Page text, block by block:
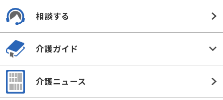
相談する
介護ガイド
介護ニュース